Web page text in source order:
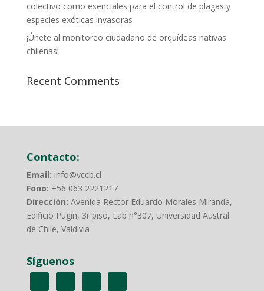
colectivo como esenciales para el control de plagas y
especies exóticas invasoras
¡Únete al monitoreo ciudadano de orquídeas nativas
chilenas!
Recent Comments
Contacto:
Email: info@vccb.cl
Fono: +56 063 2221217
Dirección: Avenida Rector Eduardo Morales Miranda,
Edificio Pugín, 3r piso, Lab n°307, Universidad Austral
de Chile, Valdivia
Síguenos